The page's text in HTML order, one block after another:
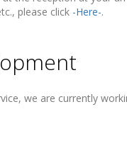
please click -Here-.
we are currently